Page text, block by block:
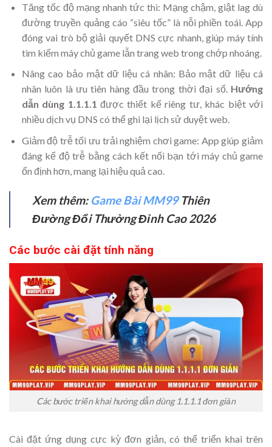
Tăng tốc độ mạng nhanh tức thì: Mạng chậm, giật lag dù
đường truyền quảng cáo “siêu tốc” là nỗi phiền toái. App
đóng vai trò bộ giải quyết DNS cực nhanh, giúp máy tính
tìm kiếm máy chủ game lẫn trang web trong chớp nhoáng.
Nâng cao bảo mật dữ liệu cá nhân: Bảo mật dữ liệu cá
nhân luôn là ưu tiên hàng đầu trong thời đại số. Hướng
dẫn dùng 1.1.1.1 được thiết kế riêng tư, khác biệt với
nhiều dịch vụ DNS có thể ghi lại lịch sử duyệt web.
Giảm độ trễ tối ưu trải nghiệm chơi game: App giúp giảm
đáng kể độ trễ bằng cách kết nối bạn tới máy chủ game
ổn định hơn, mang lại hiệu quả cao.
Xem thêm: Game Bài MM99Thiên
Đường Đổi Thưởng Đỉnh Cao 2026
Các bước cài đặt tính năng
Các bước triển khai hướng dẫn dùng 1.1.1.1 đơn giản
Cài đặt ứng dụng cực kỳ đơn giản, có thể triển khai trên